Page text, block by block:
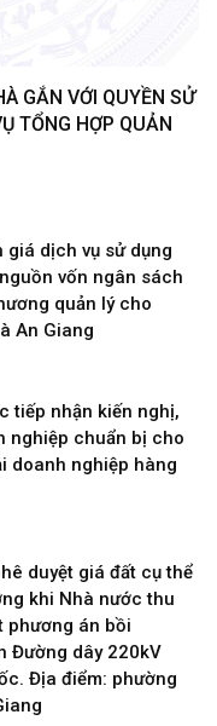
GẮN VỚI QUYỀN SỬ
TỔNG HỢP QUẢN
giá dịch vụ sử dụng
vốn ngân sách
quản lý cho
An Giang
tiếp nhận kiến nghị,
nghiệp chuẩn bị cho
doanh nghiệp hàng
duyệt giá đất cụ thể
khi Nhà nước thu
phương án bồi
Đường dây 220kV
Địa điểm: phường